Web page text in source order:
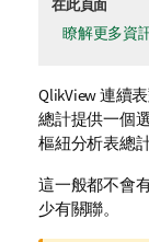
在此頁面
瞭解更多資
QlikView連續
總計提供一個選
樞紐分析表總
這一般都不會
少有關聯。